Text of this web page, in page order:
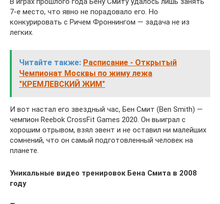
7-е место, что явно не порадовало его. Но
конкурировать с Ричем Фроннингом — задача не из
легких.
Читайте также: Расписание - Открытый
Чемпионат Москвы по жиму лежа
"КРЕМЛЕВСКИЙ ЖИМ"
И вот настал его звездный час, Бен Смит (Ben Smith) —
чемпион Reebok CrossFit Games 2020. Он выиграл с
хорошим отрывом, взял эвент и не оставил ни малейших
сомнений, что он самый подготовленный человек на
планете.
Уникальные видео тренировок Бена Смита в 2008
году